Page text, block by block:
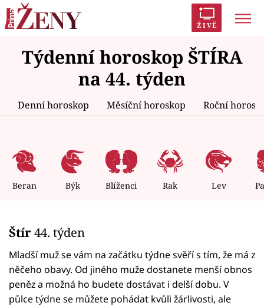
ŽIVĚ
Trendy: Polabí Inspekce Prostřeno!
AYTO?
Zrádci Proměny
Témata
Celebrity
Seriály
Horoskopy
Sledujte prima+
Týdenní horoskop ŠTÍRA
na 44. týden
Denní horoskop Měsíční horoskop Roční
Beran Býk Blíženci Rak Lev
Štír44. týden
Mladší muž se vám na začátku týdne svěří s tím, že má z
něčeho obavy. Od jiného muže dostanete menší obnos
peněz a možná ho budete dostávat i delší dobu. V
půlce týdne se můžete pohádat kvůli žárlivosti, ale